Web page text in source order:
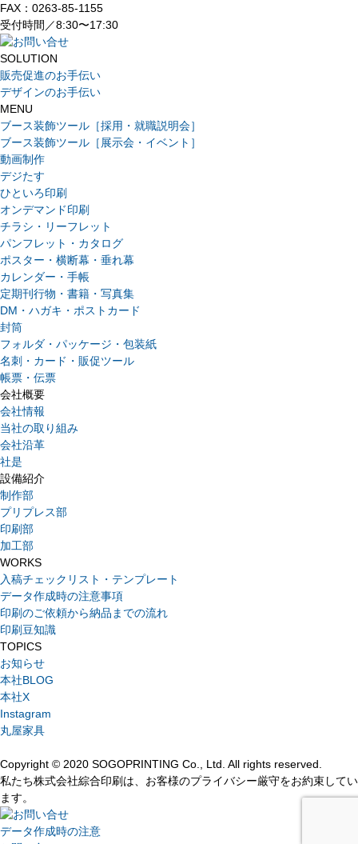
FAX：0263-85-1155
受付時間／8:30〜17:30
SOLUTION
販売促進のお手伝い
デザインのお手伝い
MENU
ブース装飾ツール［採用・就職説明会］
ブース装飾ツール［展示会・イベント］
動画制作
デジたす
ひといろ印刷
オンデマンド印刷
チラシ・リーフレット
パンフレット・カタログ
ポスター・横断幕・垂れ幕
カレンダー・手帳
定期刊行物・書籍・写真集
DM・ハガキ・ポストカード
封筒
フォルダ・パッケージ・包装紙
名刺・カード・販促ツール
帳票・伝票
会社概要
会社情報
当社の取り組み
会社沿革
社是
設備紹介
制作部
プリプレス部
印刷部
加工部
WORKS
入稿チェックリスト・テンプレート
データ作成時の注意事項
印刷のご依頼から納品までの流れ
印刷豆知識
TOPICS
お知らせ
本社BLOG
本社X
Instagram
丸屋家具
Copyright © 2020 SOGOPRINTING Co., Ltd. All rights reserved.
私たち株式会社綜合印刷は、お客様のプライバシー厳守をお約束してい
ます。
データ作成時の注意